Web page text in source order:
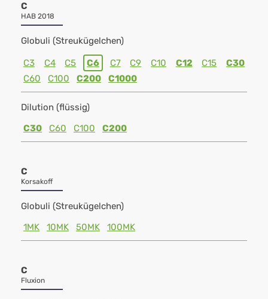
C
HAB 2018
Globuli (Streukügelchen)
C3 C4 C5 C6 C7 C9 C10 C12 C15
C30
C60
C100 C200 C1000
Dilution (flüssig)
C30
C60 C100 C200
C
Korsakoff
Globuli (Streukügelchen)
1MK
10MK 50MK 100MK
C
Fluxion